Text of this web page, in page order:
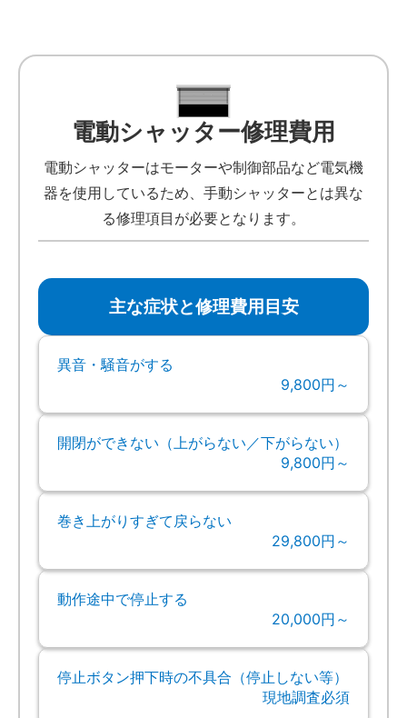
電動シャッター修理費用
電動シャッターはモーターや制御部品など電気機
器を使用しているため、手動シャッターとは異な
る修理項目が必要となります。
主な症状と修理費用目安
異音・騒音がする
9,800円～
開閉ができない（上がらない／下がらない）
9,800円～
巻き上がりすぎて戻らない
29,800円～
動作途中で停止する
20,000円～
停止ボタン押下時の不具合（停止しない等）
現地調査必須